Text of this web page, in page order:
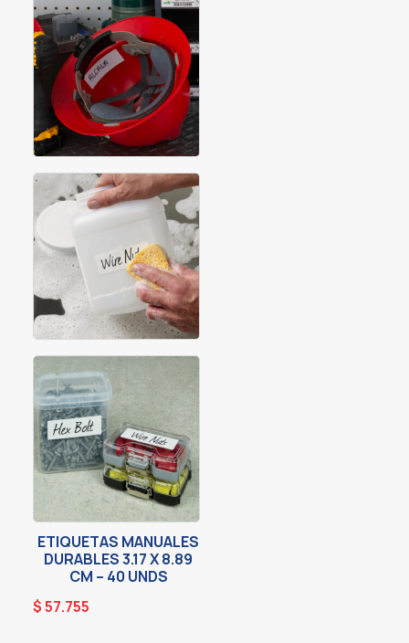
ETIQUETAS MANUALES
DURABLES 3.17 X 8.89
CM – 40 UNDS
$57.755